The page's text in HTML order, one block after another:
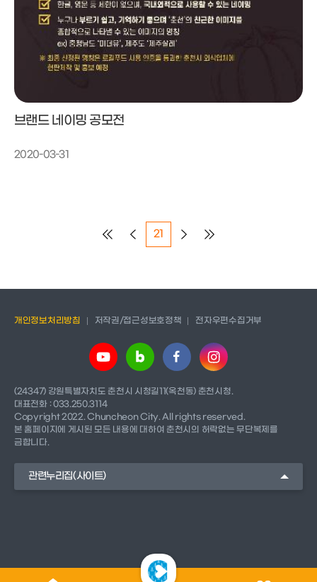
브랜드 네이밍 공모전
2020-03-31
21
개인정보처리방침 저작권/접근성보호정책 전자우편수집거부
(24347) 강원특별자치도 춘천시 시청길11(옥천동) 춘천시청.
대표전화 : 033.250.3114
Copyright 2022. Chuncheon City. All rights reserved.
본 홈페이지에 게시된 모든 내용에 대하여 춘천시의 허락없는 무단복제를
금합니다.
관련누리집(사이트)